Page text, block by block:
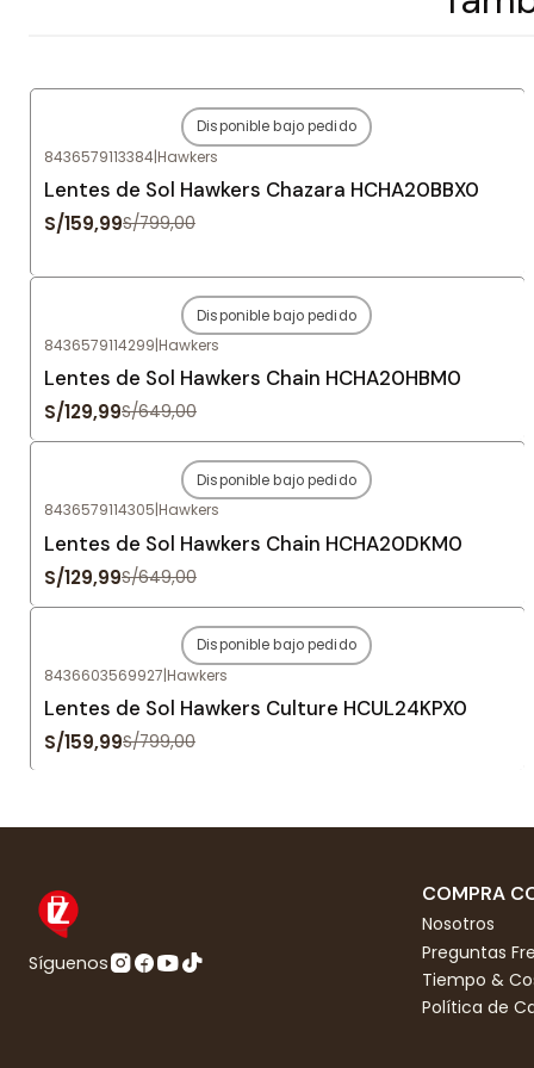
Agotado
Disponible bajo pedido
8436579113384|Hawkers
Lentes de Sol Hawkers Chazara HCHA20BBX0
S/159,99S/799,00
Agotado
Disponible bajo pedido
8436579114299|Hawkers
Lentes de Sol Hawkers Chain HCHA20HBM0
S/129,99S/649,00
Agotado
Disponible bajo pedido
8436579114305|Hawkers
Lentes de Sol Hawkers Chain HCHA20DKM0
S/129,99S/649,00
Agotado
Disponible bajo pedido
8436603569927|Hawkers
Lentes de Sol Hawkers Culture HCUL24KPX0
S/159,99S/799,00
Síguenos
COMPRA
Nosotros
Preguntas
Tiempo &
Política de